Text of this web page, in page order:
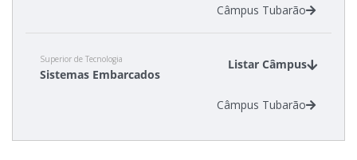
Câmpus Tubarão
Superior de Tecnologia
Sistemas Embarcados
Listar Câmpus
Câmpus Tubarão